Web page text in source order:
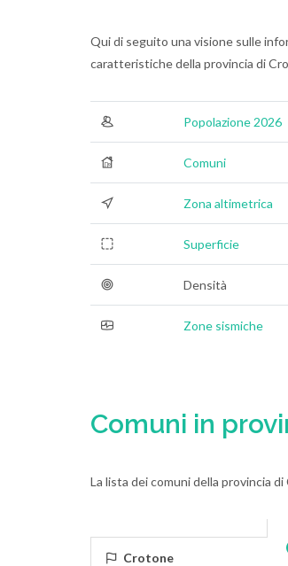
Qui di seguito una visione sulle
caratteristiche della provincia di
Popolazione 2026
Comuni
Zona altimetrica
Superficie
Densità
Zone sismiche
Comuni in
La lista dei comuni della provincia
Crotone